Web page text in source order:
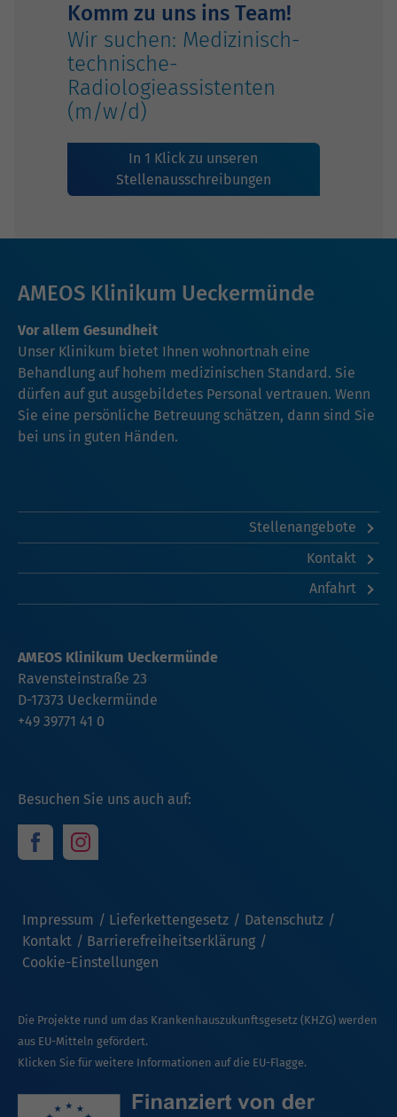
Komm zu uns ins Team!
Wir suchen: Medizinisch-
technische-
Radiologieassistenten
(m/w/d)
In 1 Klick zu unseren
Stellenausschreibungen
AMEOS Klinikum Ueckermünde
Vor allem Gesundheit
Unser Klinikum bietet Ihnen wohnortnah eine
Behandlung auf hohem medizinischen Standard. Sie
dürfen auf gut ausgebildetes Personal vertrauen. Wenn
Sie eine persönliche Betreuung schätzen, dann sind Sie
bei uns in guten Händen.
Stellenangebote
Kontakt
Anfahrt
Besuchen Sie uns auch auf:
Impressum Lieferkettengesetz
Datenschutz
Kontakt
Barrierefreiheitserklärung
Cookie-Einstellungen
AMEOS Klinikum Ueckermünde
Ravensteinstraße 23
D-17373 Ueckermünde
+49 39771 41 0
Die Projekte rund um das Krankenhauszukunftsgesetz (KHZG) werden
aus EU-Mitteln gefördert.
Klicken Sie für weitere Informationen auf die EU-Flagge.